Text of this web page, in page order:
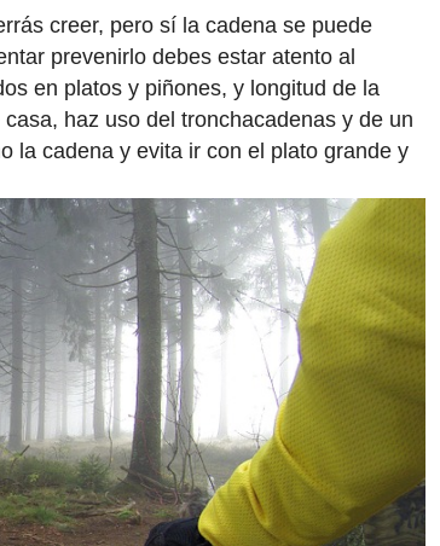
creer, pero sí la cadena se puede
prevenirlo debes estar atento al
en platos y piñones, y longitud de la
haz uso del tronchacadenas y de un
la cadena y evita ir con el plato grande y